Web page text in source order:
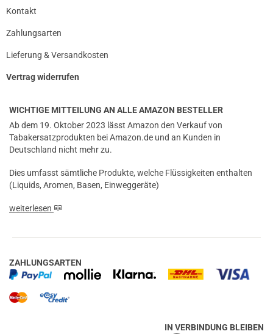
Kontakt
Zahlungsarten
Lieferung & Versandkosten
Vertrag widerrufen
WICHTIGE MITTEILUNG AN ALLE AMAZON BESTELLER
Ab dem 19. Oktober 2023 lässt Amazon den Verkauf von
Tabakersatzprodukten bei Amazon.de und an Kunden in
Deutschland nicht mehr zu.
Dies umfasst sämtliche Produkte, welche Flüssigkeiten enthalten
(Liquids, Aromen, Basen, Einweggeräte)
weiterlesen
ZAHLUNGSARTEN
IN VERBINDUNG BLEIBEN